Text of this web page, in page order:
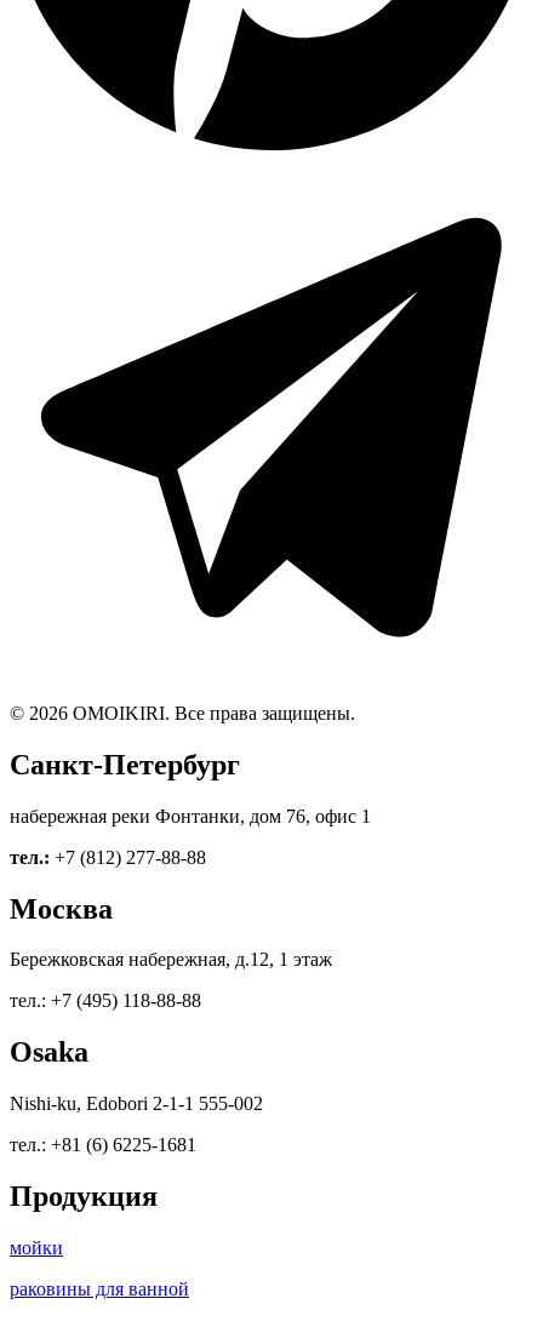
© 2026 OMOIKIRI. Все права защищены.
Санкт-Петербург
набережная реки Фонтанки, дом 76, офис 1
тел.: +7 (812) 277-88-88
Москва
Бережковская набережная, д.12, 1 этаж
тел.: +7 (495) 118-88-88
Osaka
Nishi-ku, Edobori 2-1-1 555-002
тел.: +81 (6) 6225-1681
Продукция
мойки
раковины для ванной